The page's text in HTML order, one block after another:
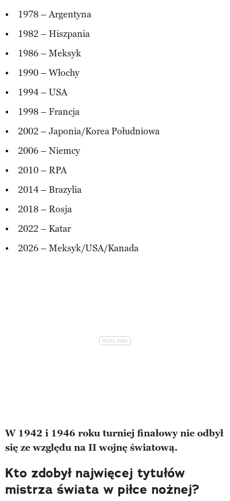
1978 – Argentyna
1982 – Hiszpania
1986 – Meksyk
1990 – Włochy
1994 – USA
1998 – Francja
2002 – Japonia/Korea Południowa
2006 – Niemcy
2010 – RPA
2014 – Brazylia
2018 – Rosja
2022 – Katar
2026 – Meksyk/USA/Kanada
W 1942 i 1946 roku turniej finałowy nie odbył
się ze względu na II wojnę światową.
Kto zdobył najwięcej tytułów
mistrza świata w piłce nożnej?